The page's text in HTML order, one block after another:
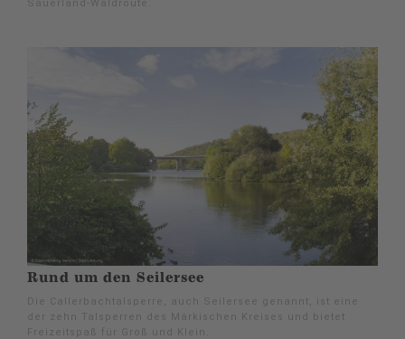
Sauerland-Waldroute.
Rund um den Seilersee
Die Callerbachtalsperre, auch Seilersee genannt, ist eine
der zehn Talsperren des Märkischen Kreises und bietet
Freizeitspaß für Groß und Klein.